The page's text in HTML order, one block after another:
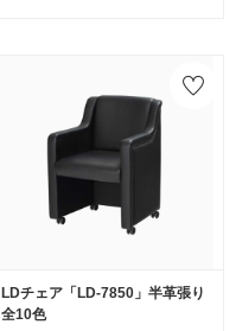
LDチェア「LD-7850」半革張り
全10色